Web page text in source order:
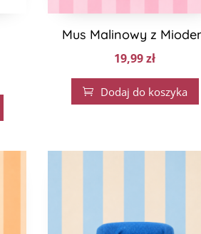
Mus Malinowy z
19,99zł
 Dodaj do koszyka